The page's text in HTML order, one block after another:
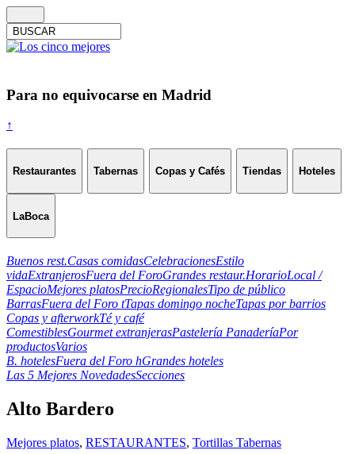
Para no equivocarse en Madrid
↑
Restaurantes Tabernas Copas y Cafés Tiendas Hoteles
LaBoca
Buenos rest.Casas comidasCelebracionesEstilo
vidaExtranjerosFuera del ForoGrandes restaur.HorarioLocal /
EspacioMejores platosPrecioRegionalesTipo de público
BarrasFuera del Foro tTapas domingo nocheTapas por barrios
Copas y afterworkTé y café
ComestiblesGourmet extranjerasPastelería PanaderíaPor
productosVarios
B. hotelesFuera del Foro hGrandes hoteles
Las 5 Mejores NovedadesSecciones
Alto Bardero
Mejores platos, RESTAURANTES, Tortillas Tabernas